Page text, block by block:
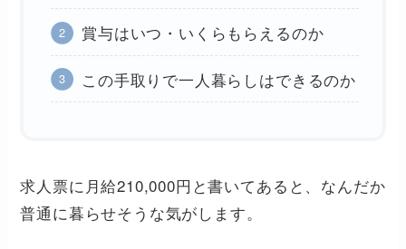
賞与はいつ・いくらもらえるのか
この手取りで一人暮らしはできるのか
求人票に月給210,000円と書いてあると、なんだか
普通に暮らせそうな気がします。